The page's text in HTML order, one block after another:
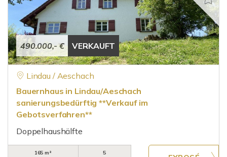
490.000,- € VERKAUFT
Lindau / Aeschach
Bauernhaus in Lindau/Aeschach
sanierungsbedürftig **Verkauf im
Gebotsverfahren**
Doppelhaushälfte
165 m²
5